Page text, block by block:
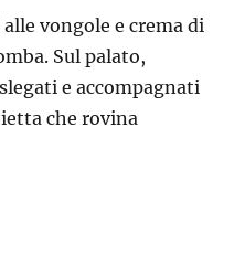
vongole e crema di
Sul palato,
e accompagnati
che rovina